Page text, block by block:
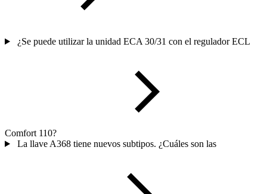
¿Se puede utilizar la unidad ECA 30/31 con el regulador ECL
Comfort 110?
La llave A368 tiene nuevos subtipos. ¿Cuáles son las